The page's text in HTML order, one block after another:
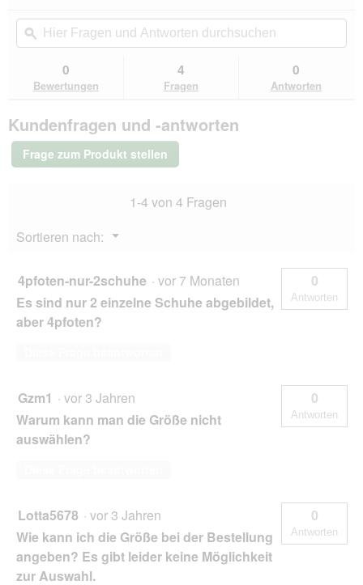
wird
ein
Dialogfeld
geöffnet.
Beurteilungswert
für
Ruffwear
Trex™
Hundeschuhe
Hier
Fragen
und
durchsuchen
ϙ
0
Bewertungen
4
Fragen
0
Antworten
Kundenfragen und -antworten
Frage zum Produkt stellen
1-4 von 4 Fragen
Sortieren nach:
▼
Menü
4pfoten-nur-2schuhe · vor 7 Monaten
Es sind nur 2 einzelne Schuhe abgebildet,
aber 4pfoten?
0
Antworten
Gzm1 · vor 3 Jahren
Warum kann man die Größe nicht
auswählen?
0
Antworten
Lotta5678 · vor 3 Jahren
Wie kann ich die Größe bei der Bestellung
angeben? Es gibt leider keine Möglichkeit
zur Auswahl.
0
Antworten